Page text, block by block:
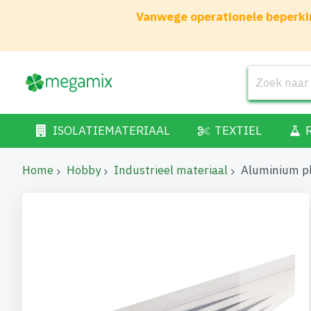
Vanwege operationele
ISOLATIEMATERIAAL TEXTIEL
Home Hobby Industrieel materiaal Aluminium